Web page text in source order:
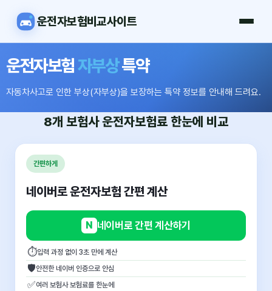
운전자보험비교사이트
운전자보험자부상특약
자동차사고로 인한 부상(자부상)을 보장하는 특약 정보를 안내해 드려요.
8개 보험사운전자보험료 한눈에 비교
간편하게
네이버로 운전자보험 간편 계산
N 네이버로 간편 계산하기
⏱입력 과정 없이 3초 만에 계산
🛡안전한 네이버 인증으로 안심
✅여러 보험사 보험료를 한눈에